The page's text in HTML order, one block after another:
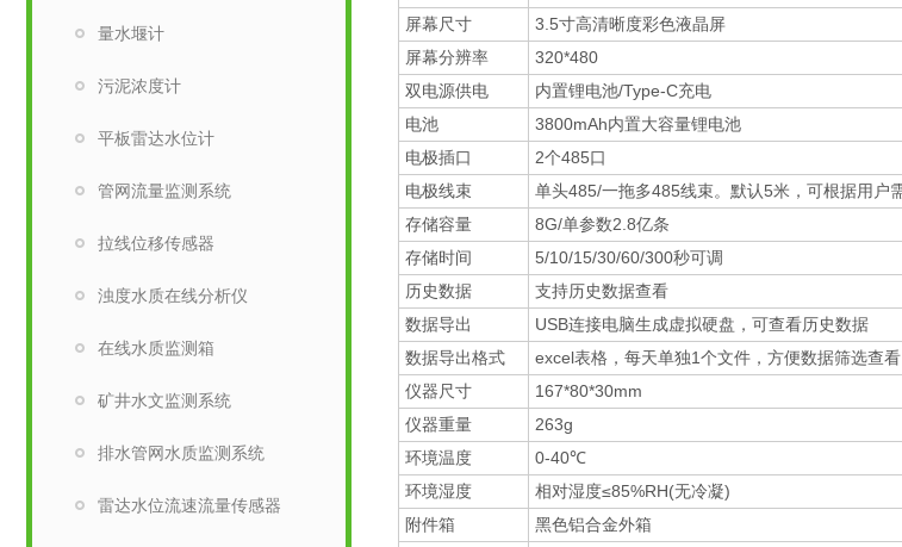
量水堰计
污泥浓度计
平板雷达水位计
管网流量监测系统
拉线位移传感器
浊度水质在线分析仪
在线水质监测箱
矿井水文监测系统
排水管网水质监测系统
雷达水位流速流量传感器
屏幕尺寸
3.5寸高清晰度彩色液晶屏
屏幕分辨率
320*480
双电源供电
内置锂电池/Type-C充电
电池
3800mAh内置大容量锂电池
电极插口
2个485口
电极线束
单头485/一拖多485线束。默认5米，可根据用户
存储容量
8G/单参数2.8亿条
存储时间
5/10/15/30/60/300秒可调
历史数据
支持历史数据查看
数据导出
USB连接电脑生成虚拟硬盘，可查看历史数据
数据导出格式
excel表格，每天单独1个文件，方便数据筛选查看
仪器尺寸
167*80*30mm
仪器重量
263g
环境温度
0-40℃
环境湿度
相对湿度≤85%RH(无冷凝)
附件箱
黑色铝合金外箱